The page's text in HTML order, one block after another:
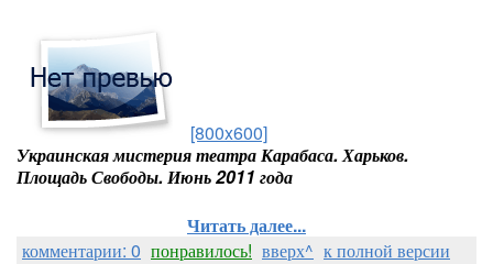
[800x600]
Украинская мистерия театра Карабаса. Харьков.
Площадь Свободы. Июнь 2011 года
Читать далее...
комментарии: 0 понравилось! вверх^ к полной версии